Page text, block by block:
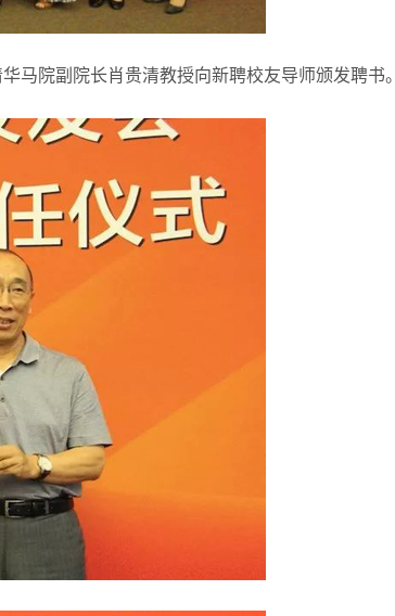
马院副院长肖贵清教授向新聘校友导师颁发聘书。